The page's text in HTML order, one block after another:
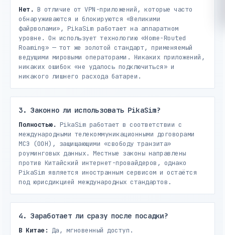
Нет. В отличие от VPN-приложений, которые часто
обнаруживаются и блокируются «Великими
файрволами», PikaSim работает на аппаратном
уровне. Он использует технологию «Home-Routed
Roaming» — тот же золотой стандарт, применяемый
ведущими мировыми операторами. Никаких приложений,
никаких ошибок «не удалось подключиться» и
никакого лишнего расхода батареи.
3. Законно ли использовать PikaSim?
Полностью. PikaSim работает в соответствии с
международными телекоммуникационными договорами
МСЭ (ООН), защищающими «свободу транзита»
роуминговых данных. Местные законы направлены
против Китайский интернет-провайдеров, однако
PikaSim является иностранным сервисом и остаётся
под юрисдикцией международных стандартов.
4. Заработает ли сразу после посадки?
В Китае: Да, мгновенный доступ.